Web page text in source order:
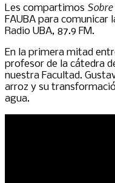
Les compartimos
FAUBA para comunicar
Radio UBA, 87.9 FM.
En la primera mitad
profesor de la cátedra
nuestra Facultad.
arroz y su
agua.